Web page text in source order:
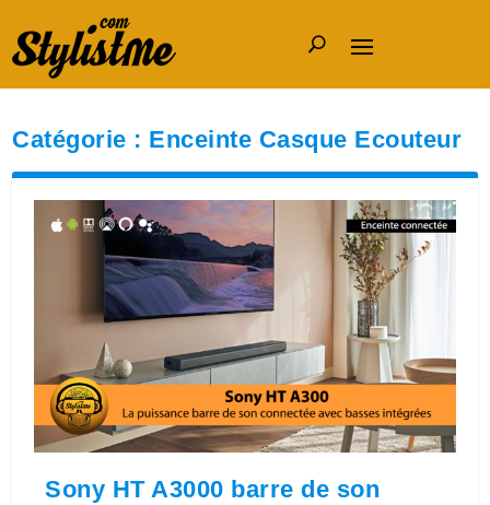
Catégorie : Enceinte Casque Ecouteur
Sony HT A3000 barre de son